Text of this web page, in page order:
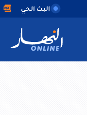
البث الحي